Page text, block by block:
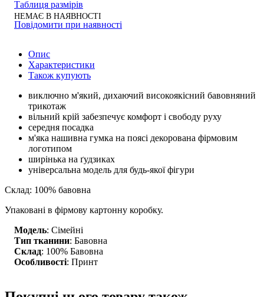
Таблиця размірів
НЕМАЄ В НАЯВНОСТІ
Повідомити при наявності
Опис
Характеристики
Також купують
виключно м'який, дихаючий високоякісний бавовняний
трикотаж
вільний крій забезпечує комфорт і свободу руху
середня посадка
м'яка нашивна гумка на поясі декорована фірмовим
логотипом
ширінька на ґудзиках
універсальна модель для будь-якої фігури
Склад: 100% бавовна
Упаковані в фірмову картонну коробку.
Модель: Сімейні
Тип тканини: Бавовна
Склад: 100% Бавовна
Особливості: Принт